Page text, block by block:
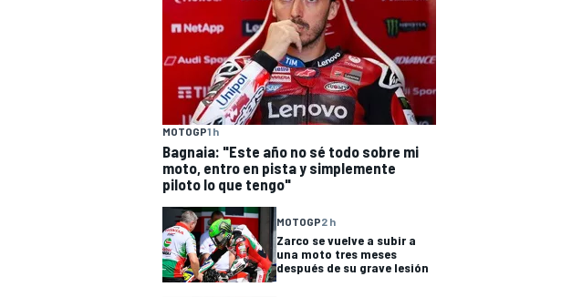
MOTOGP1 h
Bagnaia: "Este año no sé todo sobre mi
moto, entro en pista y simplemente
piloto lo que tengo"
MOTOGP2 h
Zarco se vuelve a subir a
una moto tres meses
después de su grave lesión